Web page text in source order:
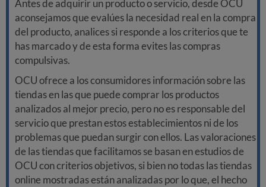
Antes de adquirir un producto o servicio, desde OCU
aconsejamos que evalúes la necesidad real en la compra
del producto, analices si responde a los criterios que te
has marcado y de esta forma evites las compras
compulsivas.
OCU ofrece a los consumidores información sobre las
tiendas en las que puede comprar los productos
analizados al mejor precio, pero no es responsable del
servicio que prestan estos establecimientos ni de los
problemas que puedan surgir con ellos. Las valoraciones
de las tiendas que facilitamos se basan en estudios de
OCU con criterios objetivos, si bien no todas las tiendas
online mostradas están analizadas por lo que, el hecho